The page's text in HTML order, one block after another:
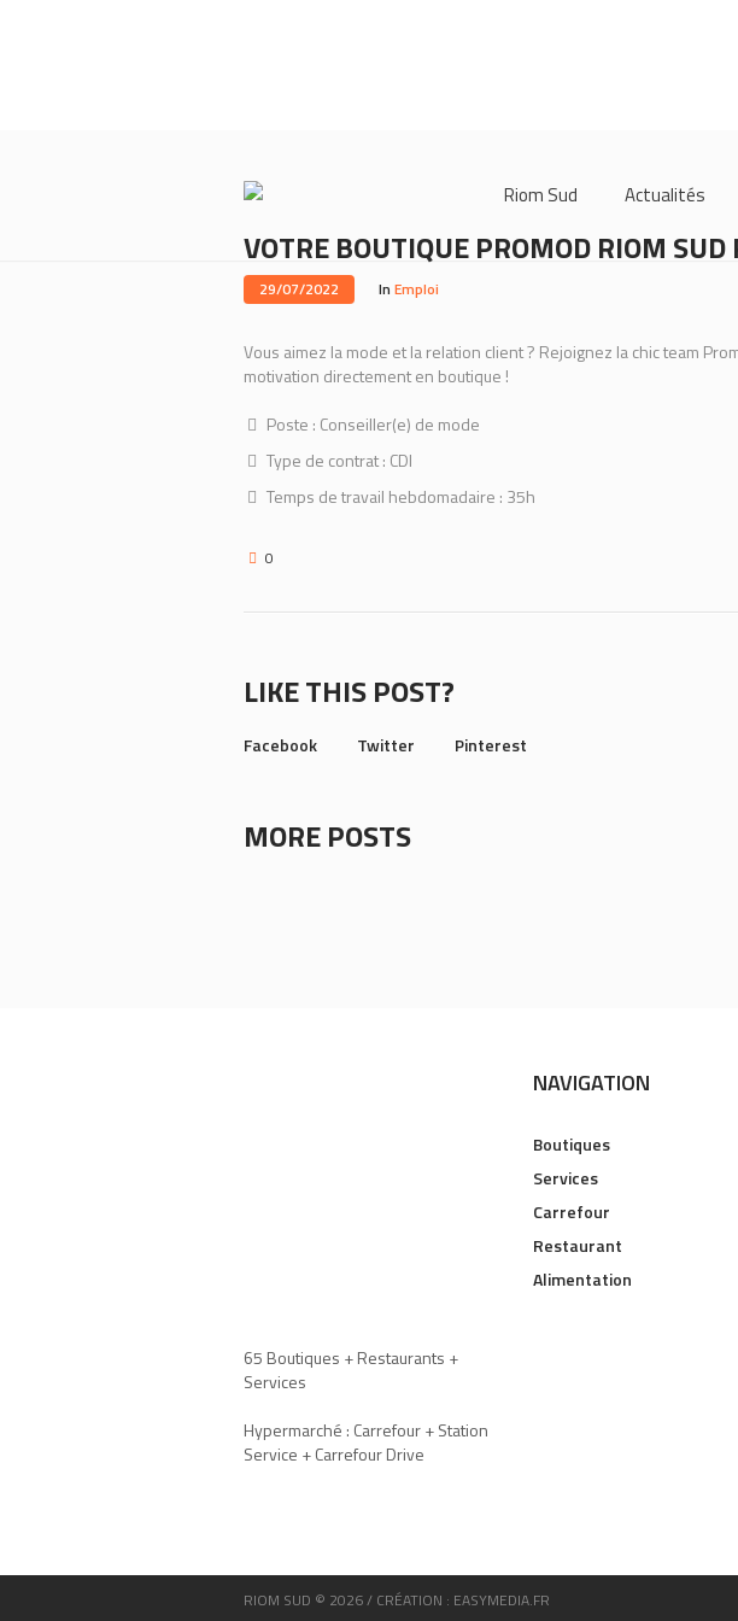
Riom Sud Actualités
VOTRE BOUTIQUE PROMOD RIOM SUD
29/07/2022 In Emploi
Vous aimez la mode et la relation client ? Rejoignez la chic team
motivation directement en boutique !
Poste : Conseiller(e) de mode
Type de contrat : CDI
Temps de travail hebdomadaire : 35h
0
LIKE THIS POST?
Facebook Twitter Pinterest
MORE POSTS
65 Boutiques + Restaurants +
Services
Hypermarché : Carrefour + Station
Service + Carrefour Drive
NAVIGATION
Boutiques
Services
Carrefour
Restaurant
Alimentation
RIOM SUD © 2026 / CRÉATION : EASYMEDIA.FR